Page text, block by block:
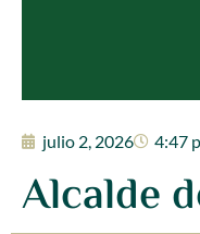
julio 2, 2026 4:47
Alcalde